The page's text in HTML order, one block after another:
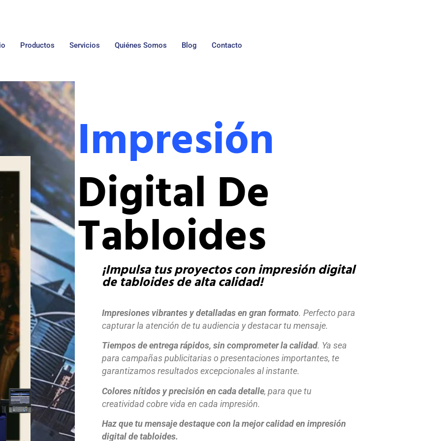
Productos Servicios Quiénes Somos Blog Contacto
Impresión
Digital De
Tabloides
¡Impulsa tus proyectos con impresión digital
de tabloides de alta calidad!
Impresiones vibrantes y detalladas en gran formato. Perfecto para
capturar la atención de tu audiencia y destacar tu mensaje.
Tiempos de entrega rápidos, sin comprometer la calidad. Ya sea
para campañas publicitarias o presentaciones importantes, te
garantizamos resultados excepcionales al instante.
Colores nítidos y precisión en cada detalle, para que tu
creatividad cobre vida en cada impresión.
Haz que tu mensaje destaque con la mejor calidad en impresión
digital de tabloides.